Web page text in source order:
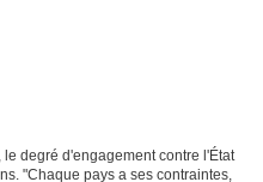
degré d'engagement contre l'État
"Chaque pays a ses contraintes,